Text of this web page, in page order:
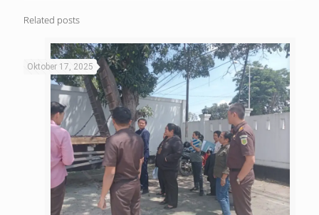
Related posts
Oktober 17, 2025